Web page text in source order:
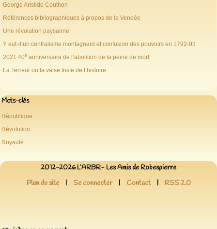
George Aristide Couthon
Références bibliographiques à propos de la Vendée
Une révolution paysanne
Y eut-il un centralisme montagnard et confusion des pouvoirs en 1792-93
2021 40e anniversaire de l’abolition de la peine de mort
La Terreur ou la valse triste de l’histoire
Mots-clés
République
Révolution
Royauté
2012-2026 L’ARBR- Les Amis de Robespierre
Plan du site
| Se connecter | Contact | RSS 2.0